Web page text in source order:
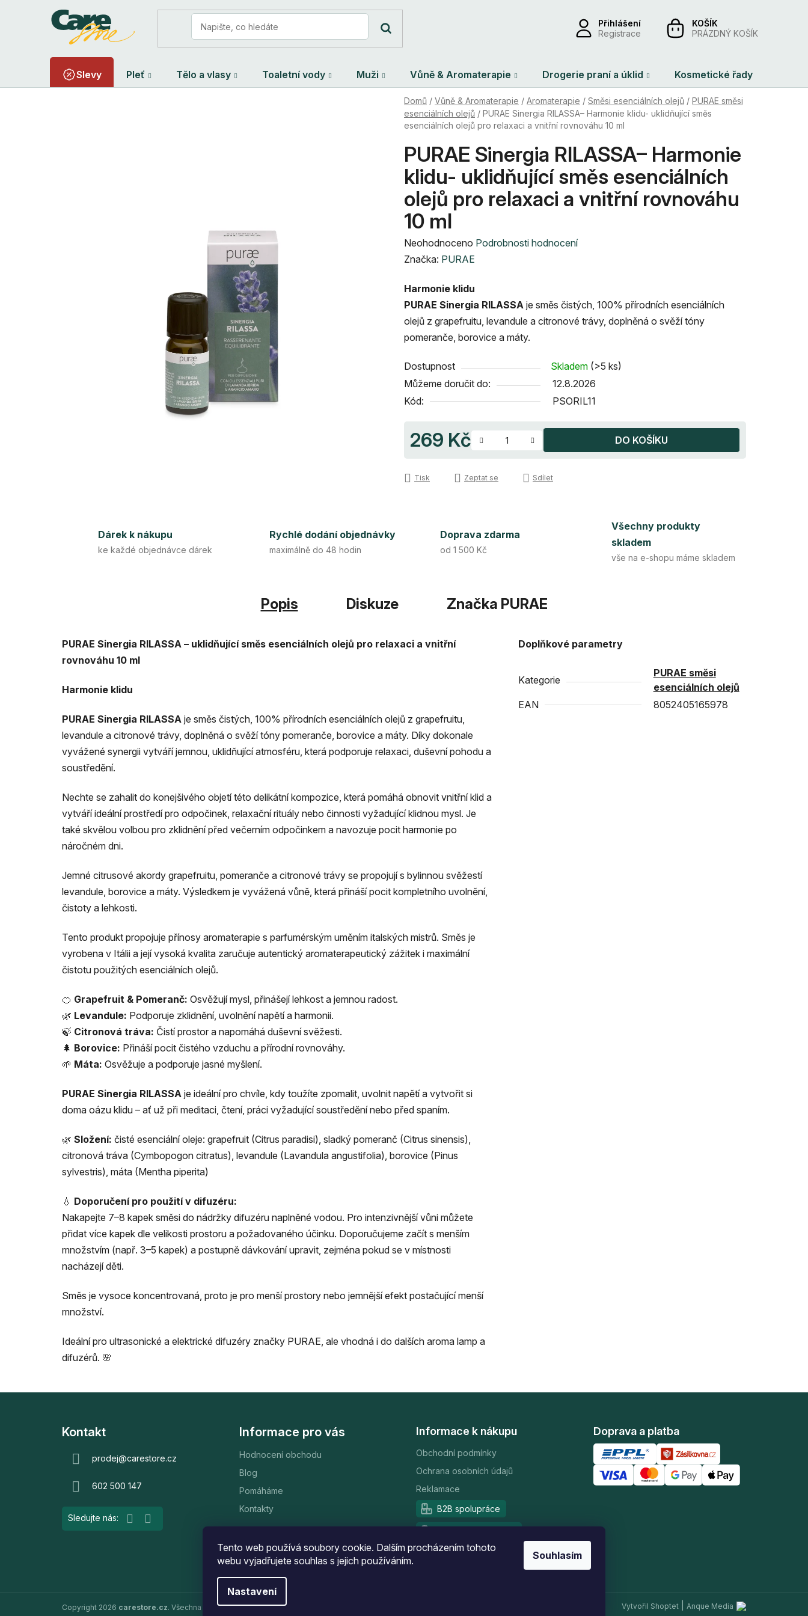
Tento web používá soubory cookie. Dalším procházením tohoto
webu vyjadřujete souhlas s jejich používáním.
Nastavení
Souhlasím
Přihlášení
Registrace
NÁKUPNÍPRÁZDNÝ KOŠÍK
Slevy Pleť Tělo a vlasy Toaletní vody Muži Vůně & Aromaterapie Drogerie praní a úklid Kosmetické řady
Domů / Vůně & Aromaterapie / Aromaterapie / Směsi esenciálních olejů / PURAE směsi
esenciálních olejů / PURAE Sinergia RILASSA– Harmonie klidu- uklidňující směs
esenciálních olejů pro relaxaci a vnitřní rovnováhu 10 ml
PURAE Sinergia RILASSA– Harmonie
klidu- uklidňující směs esenciálních
olejů pro relaxaci a vnitřní rovnováhu
10 ml
Průměrné
hodnocení
je
0,0
z
5
Neohodnoceno Podrobnosti hodnocení
Značka: PURAE
Harmonie klidu
PURAE Sinergia RILASSA je směs čistých, 100% přírodních esenciálních
olejů z grapefruitu, levandule a citronové trávy, doplněná o svěží tóny
pomeranče, borovice a máty.
Dostupnost Skladem (>5 ks)
Můžeme doručit do:
12.8.2026
Kód:
PSORIL11
269 Kč DO KOŠÍKU
Tisk Zeptat se Sdílet
Dárek k nákupu
ke každé objednávce dárek
Rychlé dodání objednávky
maximálně do 48 hodin
Doprava zdarma
od 1 500 Kč
Všechny produkty
skladem
vše na e-shopu máme skladem
Popis Diskuze Značka PURAE
PURAE Sinergia RILASSA – uklidňující směs esenciálních olejů pro relaxaci a vnitřní
rovnováhu 10 ml
Harmonie klidu
PURAE Sinergia RILASSA je směs čistých, 100% přírodních esenciálních olejů z grapefruitu,
levandule a citronové trávy, doplněná o svěží tóny pomeranče, borovice a máty. Díky dokonale
vyvážené synergii vytváří jemnou, uklidňující atmosféru, která podporuje relaxaci, duševní pohodu a
soustředění.
Nechte se zahalit do konejšivého objetí této delikátní kompozice, která pomáhá obnovit vnitřní klid a
vytváří ideální prostředí pro odpočinek, relaxační rituály nebo činnosti vyžadující klidnou mysl. Je
také skvělou volbou pro zklidnění před večerním odpočinkem a navozuje pocit harmonie po
náročném dni.
Jemné citrusové akordy grapefruitu, pomeranče a citronové trávy se propojují s bylinnou svěžestí
levandule, borovice a máty. Výsledkem je vyvážená vůně, která přináší pocit kompletního uvolnění,
čistoty a lehkosti.
Tento produkt propojuje přínosy aromaterapie s parfumérským uměním italských mistrů. Směs je
vyrobena v Itálii a její vysoká kvalita zaručuje autentický aromaterapeutický zážitek i maximální
čistotu použitých esenciálních olejů.
🍊 Grapefruit & Pomeranč: Osvěžují mysl, přinášejí lehkost a jemnou radost.
🌿 Levandule: Podporuje zklidnění, uvolnění napětí a harmonii.
🍃 Citronová tráva: Čistí prostor a napomáhá duševní svěžesti.
🌲 Borovice: Přináší pocit čistého vzduchu a přírodní rovnováhy.
🌱 Máta: Osvěžuje a podporuje jasné myšlení.
PURAE Sinergia RILASSA je ideální pro chvíle, kdy toužíte zpomalit, uvolnit napětí a vytvořit si
doma oázu klidu – ať už při meditaci, čtení, práci vyžadující soustředění nebo před spaním.
🌿 Složení: čisté esenciální oleje: grapefruit (Citrus paradisi), sladký pomeranč (Citrus sinensis),
citronová tráva (Cymbopogon citratus), levandule (Lavandula angustifolia), borovice (Pinus
sylvestris), máta (Mentha piperita)
💧 Doporučení pro použití v difuzéru:
Nakapejte 7–8 kapek směsi do nádržky difuzéru naplněné vodou. Pro intenzivnější vůni můžete
přidat více kapek dle velikosti prostoru a požadovaného účinku. Doporučujeme začít s menším
množstvím (např. 3–5 kapek) a postupně dávkování upravit, zejména pokud se v místnosti
nacházejí děti.
Směs je vysoce koncentrovaná, proto je pro menší prostory nebo jemnější efekt postačující menší
množství.
Ideální pro ultrasonické a elektrické difuzéry značky PURAE, ale vhodná i do dalších aroma lamp a
difuzérů. 🌸
Doplňkové parametry
Kategorie
PURAE směsi
esenciálních olejů
EAN
8052405165978
Kontakt
prodej@carestore.cz
602 500 147
Informace pro vás
Hodnocení obchodu
Blog
Pomáháme
Kontakty
Informace k nákupu
Obchodní podmínky
Ochrana osobních údajů
Reklamace
B2B spolupráce
Doprava a platba
Vytvořil Shoptet Anque Media
Copyright 2026 carestore.cz. Všechna práva vyhrazena.